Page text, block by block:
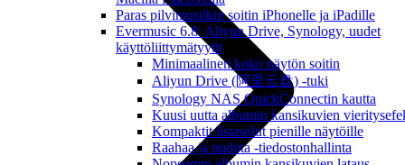
Paras pilvimusiikin soitin iPhonelle ja iPadille
Evermusic 6.8: Aliyun Drive, Synology, uudet
käyttöliittymätyylit
Minimaalinen koko näytön soitin
Aliyun Drive (阿里云盘) -tuki
Synology NAS QuickConnectin kautta
Kuusi uutta albumin kansikuvien
Kompaktit listasolut pienille näytöille
Raahaa ja pudota -tiedostonhallinta